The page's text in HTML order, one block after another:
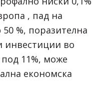
, пад на
%, поразителна
инвестиции во
11%, може
економска